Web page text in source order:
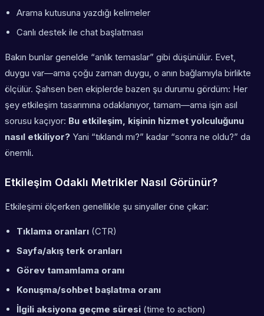
Arama kutusuna yazdığı kelimeler
Canlı destek ile chat başlatması
Bakın bunlar genelde “anlık temaslar” gibi düşünülür. Evet,
duygu var—ama çoğu zaman duygu, o anın bağlamıyla birlikte
ölçülür. Şahsen ben ekiplerde bazen şu durumu gördüm: Her
şey etkileşim tasarımına odaklanıyor, tamam—ama işin asıl
sorusu kaçıyor: Bu etkileşim, kişinin hizmet yolculuğunu
nasıl etkiliyor? Yani “tıklandı mı?” kadar “sonra ne oldu?” da
önemli.
Etkileşim Odaklı Metrikler Nasıl Görünür?
Etkileşimi ölçerken genellikle şu sinyaller öne çıkar:
Tıklama oranları (CTR)
Sayfa/akış terk oranları
Görev tamamlama oranı
Konuşma/sohbet başlatma oranı
İlgili aksiyona geçme süresi (time to action)